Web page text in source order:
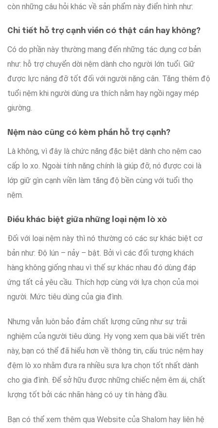
còn những câu hỏi khác về sản phẩm này điển hình như:
Chi tiết hỗ trợ cạnh viền có thật cần hay không?
Có do phần này thường mang đến những tác dụng cơ bản
như: hỗ trợ chuyển dời nệm dành cho người lớn tuổi. Giữ
được lực nâng đỡ tốt đối với người nặng cân. Tăng thêm độ
tuổi nệm khi người dùng ưa thích nằm hay ngồi ngay mép
giường.
Nệm nào cũng có kèm phần hỗ trợ cạnh?
Là không, vì đây là chức năng đặc biệt dành cho nệm cao
cấp lo xo. Ngoài tính năng chính là giúp đỡ, nó được coi là
lớp giữ gìn cạnh viền làm tăng độ bền cùng với tuổi thọ
nệm.
Điều khác biệt giữa những loại nệm lò xò
Đối với loại nệm này thì nó thường có các sự khác biệt cơ
bản như: Độ lún – nảy – bật. Bởi vì các đối tượng khách
hàng không giống nhau vì thế sự khác nhau đó dùng đáp
ứng tất cả yêu cầu. Thích hợp cùng với lựa chọn của mọi
người. Mức tiêu dùng của gia đình.
Nhưng vẫn luôn bảo đảm chất lượng cũng như sự trải
nghiệm của người tiêu dùng. Hy vọng xem qua bài viết trên
này, bạn có thể đã hiểu hơn về thông tin, cấu trúc nệm hay
đệm lò xo nhằm đưa ra nhiều sựa lựa chọn tốt nhất dành
cho gia đình. Để sở hữu được những chiếc nệm êm ái, chất
lượng tốt bởi các nhãn hàng có uy tín hàng đầu.
Bạn có thể xem thêm qua Website của Shalom hay liên hệ